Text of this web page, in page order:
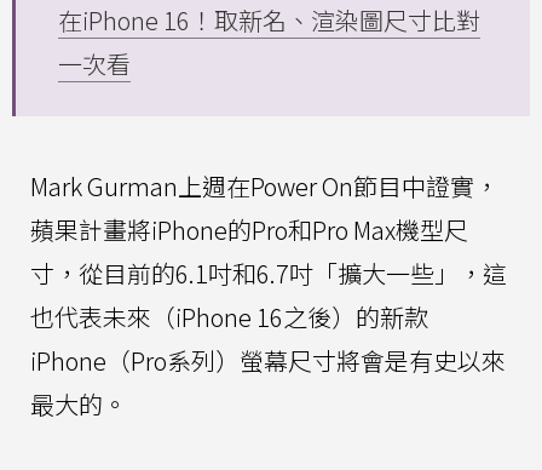
在iPhone 16！取新名、渲染圖尺寸比對
一次看
Mark Gurman上週在Power On節目中證實，
蘋果計畫將iPhone的Pro和Pro Max機型尺
寸，從目前的6.1吋和6.7吋「擴大一些」，這
也代表未來（iPhone 16之後）的新款
iPhone（Pro系列）螢幕尺寸將會是有史以來
最大的。